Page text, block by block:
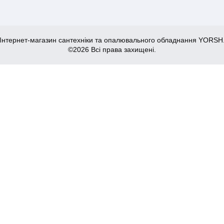
Інтернет-магазин сантехніки та опалювального обладнання YORSH.
©2026 Всі права захищені.